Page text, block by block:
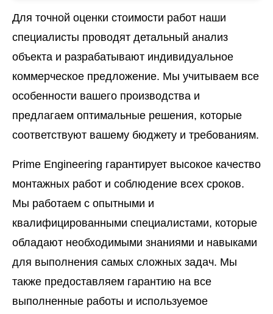
Для точной оценки стоимости работ наши
специалисты проводят детальный анализ
объекта и разрабатывают индивидуальное
коммерческое предложение. Мы учитываем все
особенности вашего производства и
предлагаем оптимальные решения, которые
соответствуют вашему бюджету и требованиям.
Prime Engineering гарантирует высокое качество
монтажных работ и соблюдение всех сроков.
Мы работаем с опытными и
квалифицированными специалистами, которые
обладают необходимыми знаниями и навыками
для выполнения самых сложных задач. Мы
также предоставляем гарантию на все
выполненные работы и используемое